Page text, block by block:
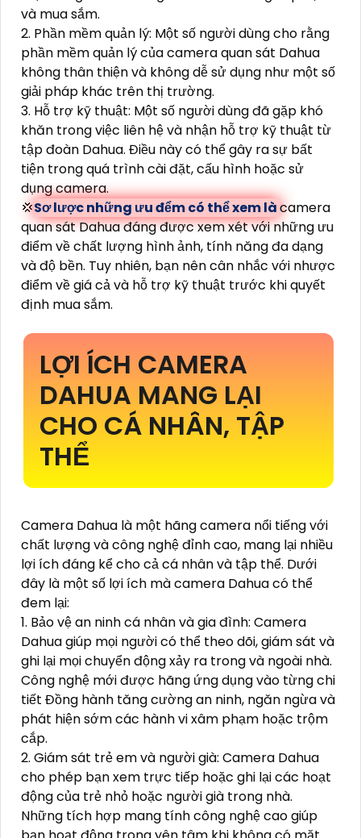
và mua sắm.
2. Phần mềm quản lý: Một số người dùng cho rằng
phần mềm quản lý của camera quan sát Dahua
không thân thiện và không dễ sử dụng như một số
giải pháp khác trên thị trường.
3. Hỗ trợ kỹ thuật: Một số người dùng đã gặp khó
khăn trong việc liên hệ và nhận hỗ trợ kỹ thuật từ
tập đoàn Dahua. Điều này có thể gây ra sự bất
tiện trong quá trình cài đặt, cấu hình hoặc sử
dụng camera.
💢Sơ lược những ưu đểm có thể xem làcamera
quan sát Dahua đáng được xem xét với những ưu
điểm về chất lượng hình ảnh, tính năng đa dạng
và độ bền. Tuy nhiên, bạn nên cân nhắc với nhược
điểm về giá cả và hỗ trợ kỹ thuật trước khi quyết
định mua sắm.
LỢI ÍCH CAMERA
DAHUA MANG LẠI
CHO CÁ NHÂN, TẬP
THỂ
Camera Dahua là một hãng camera nổi tiếng với
chất lượng và công nghệ đỉnh cao, mang lại nhiều
lợi ích đáng kể cho cả cá nhân và tập thể. Dưới
đây là một số lợi ích mà camera Dahua có thể
đem lại:
1. Bảo vệ an ninh cá nhân và gia đình: Camera
Dahua giúp mọi người có thể theo dõi, giám sát và
ghi lại mọi chuyển động xảy ra trong và ngoài nhà.
Công nghệ mới được hãng ứng dụng vào từng chi
tiết Đồng hành tăng cường an ninh, ngăn ngừa và
phát hiện sớm các hành vi xâm phạm hoặc trộm
cắp.
2. Giám sát trẻ em và người già: Camera Dahua
cho phép bạn xem trực tiếp hoặc ghi lại các hoạt
động của trẻ nhỏ hoặc người già trong nhà.
Những tích hợp mang tính công nghệ cao giúp